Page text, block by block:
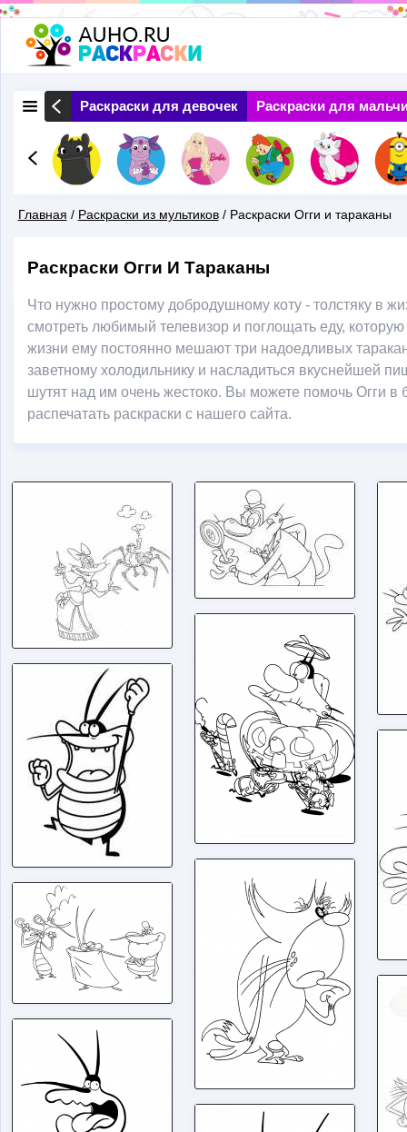
Перейти
к
основному
содержанию
Природа Раскраски для девочек Раскраски для
Здесь
Главная / Раскраски из мультиков / Раскраски Огги и тараканы
Раскраски Огги И Тараканы
Что нужно простому добродушному коту - толстяку в
смотреть любимый телевизор и поглощать еду,
жизни ему постоянно мешают три надоедливых
заветному холодильнику и насладиться вкуснейшей
шутят над им очень жестоко. Вы можете помочь Огги в
распечатать раскраски с нашего сайта.